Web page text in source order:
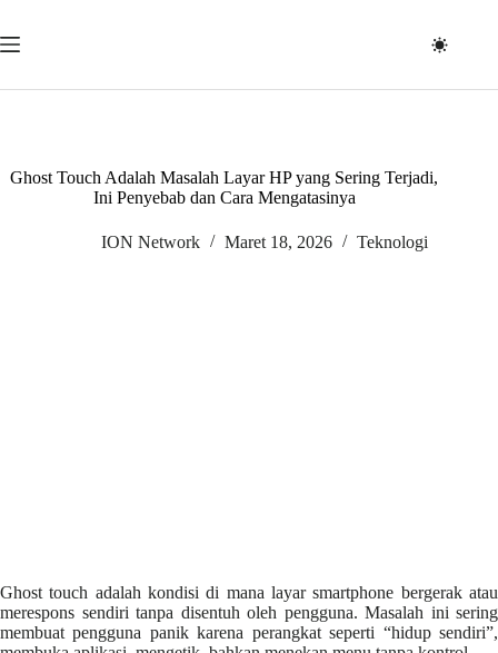
content
Ghost Touch Adalah Masalah Layar HP yang Sering Terjadi,
Ini Penyebab dan Cara Mengatasinya
ION Network Maret 18, 2026 Teknologi
Ghost touch adalah kondisi di mana layar smartphone bergerak atau
merespons sendiri tanpa disentuh oleh pengguna. Masalah ini sering
membuat pengguna panik karena perangkat seperti “hidup sendiri”,